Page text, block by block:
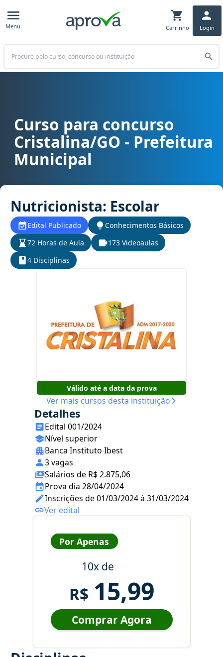
Menu Carrinho Login
Buscar
Curso para concurso Cristalina/GO - Prefeitura Municipal cargo
Curso para concurso
Cristalina/GO - Prefeitura
Municipal
Nutricionista: Escolar
Edital Publicado
Conhecimentos Básicos
72 Horas de Aula
173 Videoaulas
4 Disciplinas
Válido até a data da prova
Ver mais cursos desta instituição
Detalhes
Edital 001/2024
Nível superior
Banca Instituto Ibest
3 vagas
Salários de R$ 2.875,06
Prova dia 28/04/2024
Inscrições de 01/03/2024 à 31/03/2024
Ver edital
Por Apenas
10x de
R$ 15,99
Comprar Agora